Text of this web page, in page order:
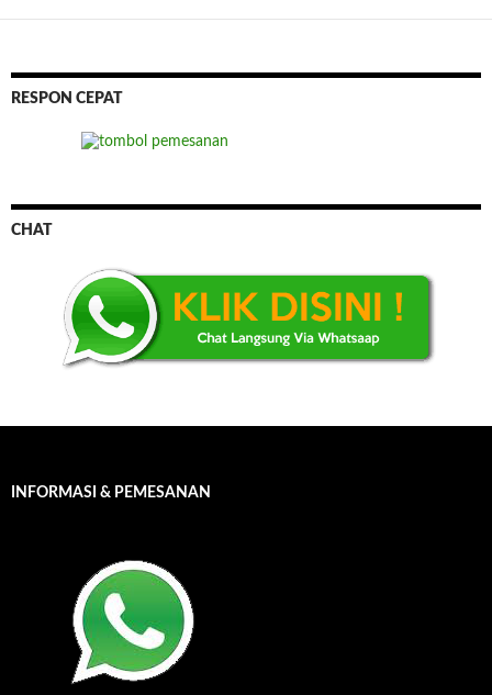
RESPON CEPAT
CHAT
INFORMASI & PEMESANAN